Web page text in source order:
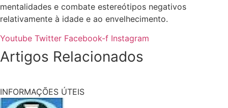
mentalidades e combate estereótipos negativos
relativamente à idade e ao envelhecimento.
Youtube Twitter Facebook-f Instagram
Artigos Relacionados
INFORMAÇÕES ÚTEIS